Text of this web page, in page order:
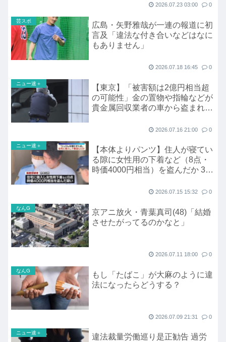
2026.07.23 03:00 0
芸スポ
広島・矢野雅哉が一連の報道に初
言及「違法な付き合いなどはなに
もありません」
2026.07.18 16:45 0
ニュー速＋
【東京】「被害額は2億円相当超
の可能性」金の置物や指輪などが
貴金属回収業者の車から盗まれた
2026.07.16 21:00 0
ニュー速＋
【本体よりパンツ】住人が寝てい
る隙に女性用の下着など（8点・
時価4000円相当）を盗んだか 34
2026.07.15 15:32 0
なんG
京アニ放火・青葉真司(48)「結婚
させたがってるのかなと」
2026.07.11 18:00 0
なんG
もし「たばこ」が大麻のように違
法になったらどうする？
2026.07.09 21:31 0
ニュー速＋
違法裁量労働巡り是正勧告 過労